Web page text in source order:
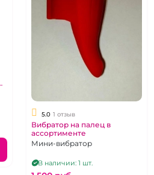
5.0 1 отзыв
Вибратор на палец в
ассортименте
Мини-вибратор
В наличии: 1 шт.